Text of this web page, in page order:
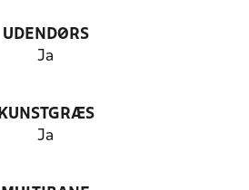
UDENDØRS
Ja
KUNSTGRÆS
Ja